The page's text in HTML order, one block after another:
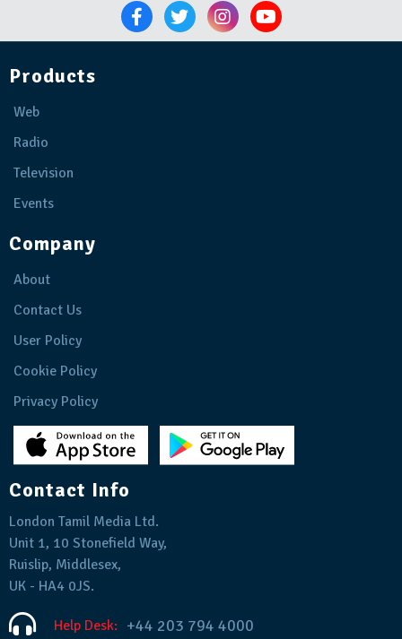
Products
Web
Radio
Television
Events
Company
About
Contact Us
User Policy
Cookie Policy
Privacy Policy
Contact Info
London Tamil Media Ltd.
Unit 1, 10 Stonefield Way,
Ruislip, Middlesex,
UK - HA4 0JS.
Help Desk: +44 203 794 4000